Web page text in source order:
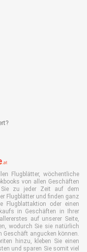
Flugblätter, wöchentliche
von allen Geschäften
Sie zu jeder Zeit auf dem
Flugblätter und finden ganz
Flugblattaktion oder einen
in Geschäften in Ihrer
auf unserer Seite,
wodurch Sie sie natürlich
Geschäft angucken können.
hinzu, kleben Sie einen
und sparen Sie somit viel